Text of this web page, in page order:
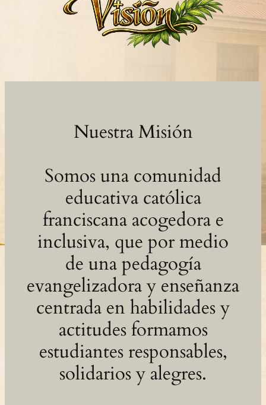
Nuestra Misión
Somos una comunidad
educativa católica
franciscana acogedora e
inclusiva, que por medio
de una pedagogía
evangelizadora y enseñanza
centrada en habilidades y
actitudes formamos
estudiantes responsables,
solidarios y alegres.